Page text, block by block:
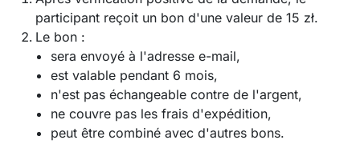
participant reçoit un bon d'une valeur de 15 zł.
Le bon :
sera envoyé à l'adresse e-mail,
est valable pendant 6 mois,
n'est pas échangeable contre de l'argent,
ne couvre pas les frais d'expédition,
peut être combiné avec d'autres bons.